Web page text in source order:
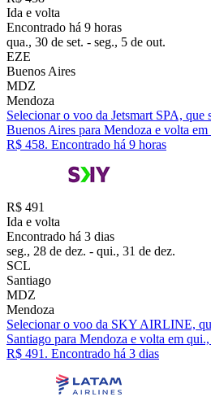
Ida e volta
Encontrado há 9 horas
qua., 30 de set. - seg., 5 de out.
EZE
Buenos Aires
MDZ
Mendoza
Selecionar o voo da Jetsmart SPA, que
Buenos Aires para Mendoza e volta
R$ 458. Encontrado há 9 horas
R$ 491
Ida e volta
Encontrado há 3 dias
seg., 28 de dez. - qui., 31 de dez.
SCL
Santiago
MDZ
Mendoza
Selecionar o voo da SKY AIRLINE,
Santiago para Mendoza e volta em
R$ 491. Encontrado há 3 dias